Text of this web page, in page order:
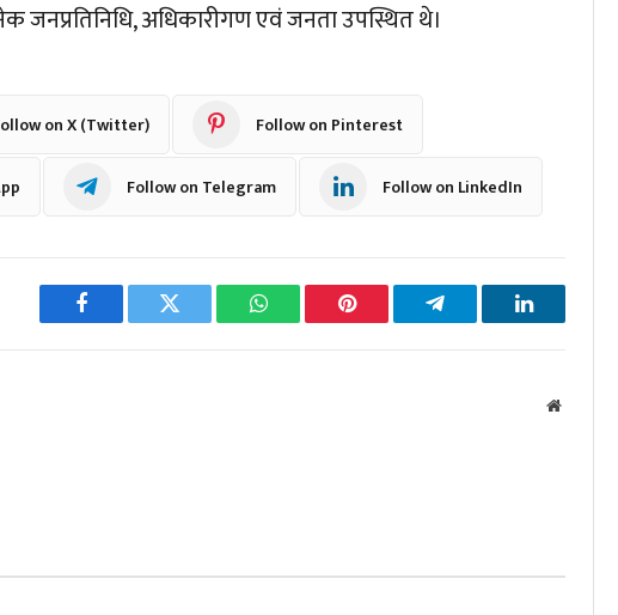
अधिकारीगण एवं जनता उपस्थित थे।
on X (Twitter) Follow on Pinterest
Follow on Telegram Follow on LinkedIn
Facebook Twitter WhatsAppPinterest Telegram LinkedIn
Website